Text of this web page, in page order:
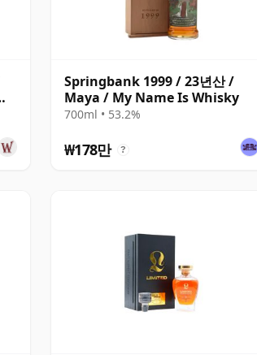
Springbank 1999 / 23년산 /
Maya / My Name Is Whisky
700ml • 53.2%
₩178만 ?